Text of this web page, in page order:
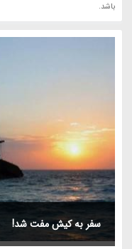
باشد.
سفر به کیش مفت شد!